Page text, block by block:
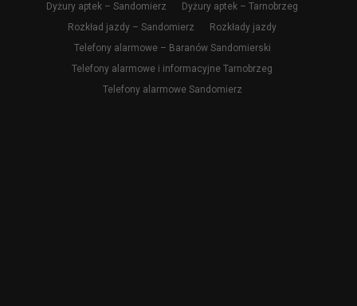
Dyżury aptek – Sandomierz
Dyżury aptek – Tarnobrzeg
Rozkład jazdy – Sandomierz
Rozkłady jazdy
Telefony alarmowe – Baranów Sandomierski
Telefony alarmowe i informacyjne Tarnobrzeg
Telefony alarmowe Sandomierz